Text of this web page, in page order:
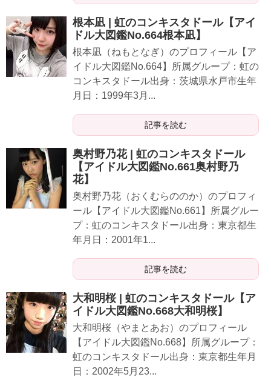
根本凪 | 虹のコンキスタドール【アイ
ドル大図鑑No.664根本凪】
根本凪（ねもとなぎ）のプロフィール【ア
イドル大図鑑No.664】所属グループ：虹の
コンキスタドール出身：茨城県水戸市生年
月日：1999年3月...
記事を読む
奥村野乃花 | 虹のコンキスタドール
【アイドル大図鑑No.661奥村野乃
花】
奥村野乃花（おくむらののか）のプロフィ
ール【アイドル大図鑑No.661】所属グルー
プ：虹のコンキスタドール出身：東京都生
年月日：2001年1...
記事を読む
大和明桜 | 虹のコンキスタドール【ア
イドル大図鑑No.668大和明桜】
大和明桜（やまとあお）のプロフィール
【アイドル大図鑑No.668】所属グループ：
虹のコンキスタドール出身：東京都生年月
日：2002年5月23...